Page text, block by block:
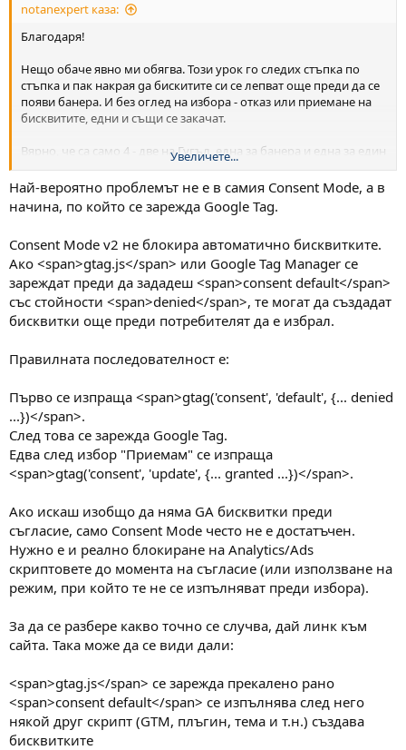
notanexpert каза:
Благодаря!
Нещо обаче явно ми обягва. Този урок го следих стъпка по
стъпка и пак накрая ga бискитите си се лепват още преди да се
появи банера. И без оглед на избора - отказ или приемане на
бисквитите, едни и същи се закачат.
Вярно, че са само 4 - две на Гугъл, една за банера и една за един
попъп, ама все пак... Не би ли трябвало да не се закачат?
Също така разните тестъри дали сайта comply-ва с GCM v2 ми
казват, че отговора е не...
Увеличете...
Най-вероятно проблемът не е в самия Consent Mode, а в
начина, по който се зарежда Google Tag.
Consent Mode v2 не блокира автоматично бисквитките.
Ако <span>gtag.js</span> или Google Tag Manager се
зареждат преди да зададеш <span>consent default</span>
със стойности <span>denied</span>, те могат да създадат
бисквитки още преди потребителят да е избрал.
Правилната последователност е:
Първо се изпраща <span>gtag('consent', 'default', {... denied
...})</span>.
След това се зарежда Google Tag.
Едва след избор "Приемам" се изпраща
<span>gtag('consent', 'update', {... granted ...})</span>.
Ако искаш изобщо да няма GA бисквитки преди
съгласие, само Consent Mode често не е достатъчен.
Нужно е и реално блокиране на Analytics/Ads
скриптовете до момента на съгласие (или използване на
режим, при който те не се изпълняват преди избора).
За да се разбере какво точно се случва, дай линк към
сайта. Така може да се види дали:
<span>gtag.js</span> се зарежда прекалено рано
<span>consent default</span> се изпълнява след него
някой друг скрипт (GTM, плъгин, тема и т.н.) създава
бисквитките